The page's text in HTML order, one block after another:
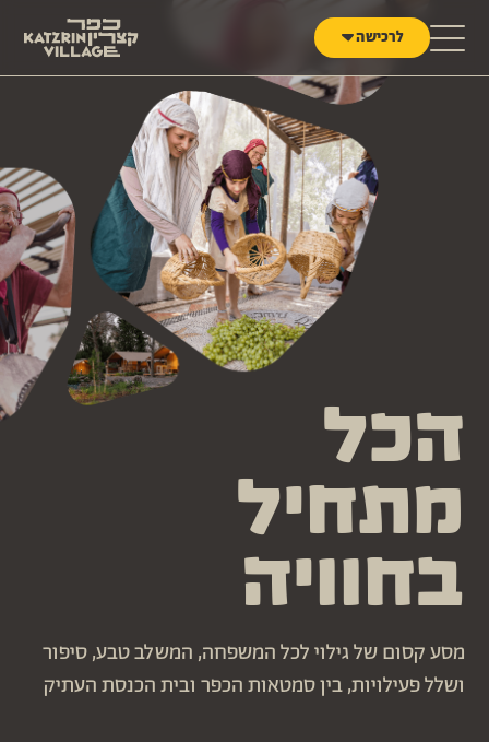
לרכישה
הכל
מתחיל
בחוויה
מסע קסום של גילוי לכל המשפחה, המשלב טבע, סיפור
ושלל פעילויות, בין סמטאות הכפר ובית הכנסת העתיק